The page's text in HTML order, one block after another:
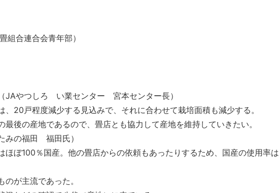
組合連合会青年部）
JAやつしろ い業センター 宮本センター長）
、20戸程度減少する見込みで、それに合わせて栽培面積も減少する。
最後の産地であるので、畳店とも協力して産地を維持していきたい。
みの福田 福田氏）
ほぼ100％国産。他の畳店からの依頼もあったりするため、国産の使用率
のが主流であった。